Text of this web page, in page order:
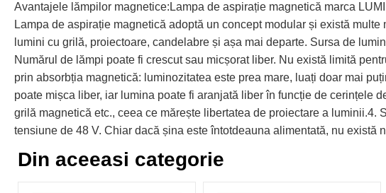
Avantajele lămpilor magnetice:Lampa de aspirație magnetică marca
Lampa de aspirație magnetică adoptă un concept modular și există
lumini cu grilă, proiectoare, candelabre și așa mai departe. Sursa de
Numărul de lămpi poate fi crescut sau micșorat liber. Nu există limită
prin absorbția magnetică: luminozitatea este prea mare, luați doar mai
poate mișca liber, iar lumina poate fi aranjată liber în funcție de cerințele
grilă magnetică etc., ceea ce mărește libertatea de proiectare a
tensiune de 48 V. Chiar dacă șina este întotdeauna alimentată, nu
Din aceeasi categorie